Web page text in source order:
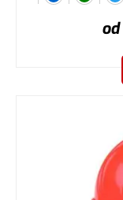
od